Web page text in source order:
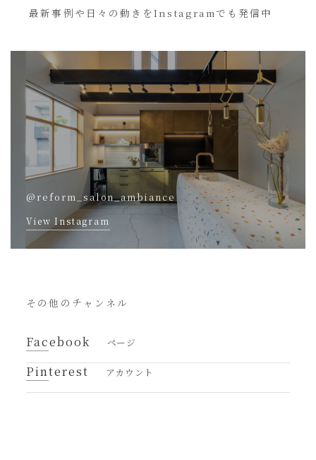
最新事例や日々の動きをInstagramでも発信中
@reform_salon_ambiance
View Instagram
その他のチャンネル
Facebook ページ
Pinterest アカウント